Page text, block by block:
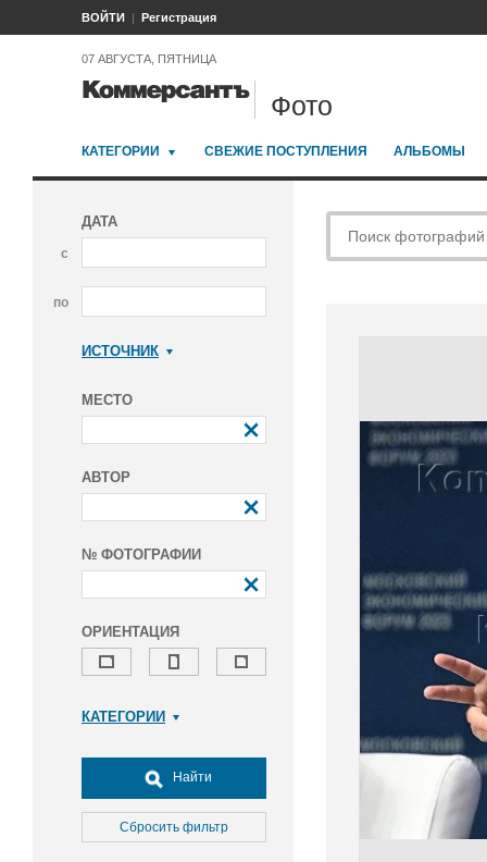
ВОЙТИ Регистрация
07 АВГУСТА, ПЯТНИЦА
Фото
КАТЕГОРИИ СВЕЖИЕ ПОСТУПЛЕНИЯ АЛЬБОМЫ
ДАТА
с
по
ИСТОЧНИК
МЕСТО
АВТОР
№ ФОТОГРАФИИ
ОРИЕНТАЦИЯ
КАТЕГОРИИ
Досуг, туризм и отдых
Культура
Медицина
Найти
Сбросить фильтр